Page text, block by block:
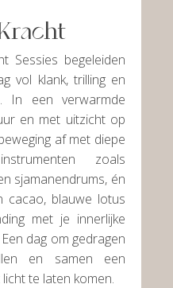
Sessies begeleiden
vol klank, trilling en
In een verwarmde
en met uitzicht op
af met diepe
zoals
sjamanendrums, én
cacao, blauwe lotus
met je innerlijke
dag om gedragen
en samen een
te laten komen.